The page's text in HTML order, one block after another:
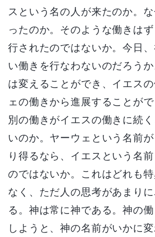
スという名の人が来たのか。
ったのか。そのような働きは
行されたのではないか。今日
い働きを行なわないのだろう
は変えることができ、イエス
ェの働きから進展することがで
別の働きがイエスの働きに続
いのか。ヤーウェという名前
り得るなら、イエスという名
のではないか。これはどれも
なく、ただ人の思考があまり
る。神は常に神である。神の
しようと、神の名前がいかに